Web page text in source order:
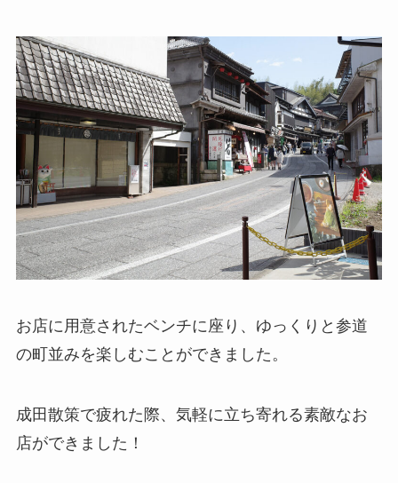
お店に用意されたベンチに座り、ゆっくりと参道
の町並みを楽しむことができました。
成田散策で疲れた際、気軽に立ち寄れる素敵なお
店ができました！